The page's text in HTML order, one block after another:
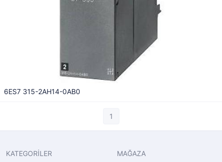
6ES7 315-2AH14-0AB0
1
KATEGORİLER MAĞAZA